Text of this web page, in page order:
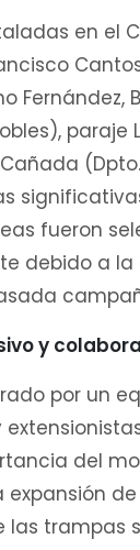
en el
Fernández,
paraje
fueron
debido a
y
por un
del
las trampas